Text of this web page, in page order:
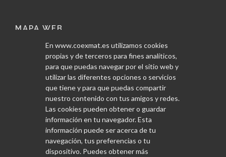
MAPA WEB
La empresa
Servicios
Proveedores
Contacto
En www.coexmat.es utilizamos cookies
propias y de terceros para fines analíticos,
para que puedas navegar por el sitio web y
utilizar las diferentes opciones o servicios
que tiene y para que puedas compartir
nuestro contenido con tus amigos y redes.
Las cookies pueden obtener o guardar
información en tu navegador. Esta
información puede ser acerca de tu
navegación, tus preferencias o tu
dispositivo. Puedes obtener más